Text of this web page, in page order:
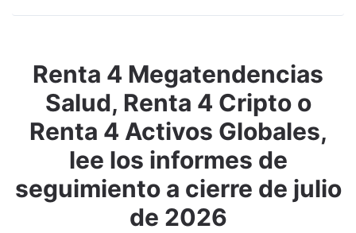
Renta 4 Megatendencias
Salud, Renta 4 Cripto o
Renta 4 Activos Globales,
lee los informes de
seguimiento a cierre de julio
de 2026